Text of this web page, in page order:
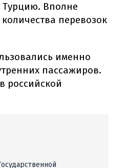
Турцию. Вполне
перевозок
именно
пассажиров.
российской